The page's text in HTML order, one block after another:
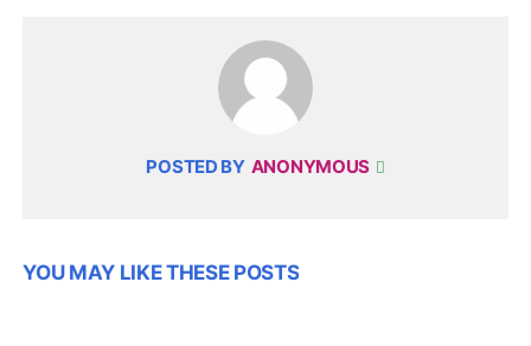
POSTED BY ANONYMOUS
YOU MAY LIKE THESE POSTS